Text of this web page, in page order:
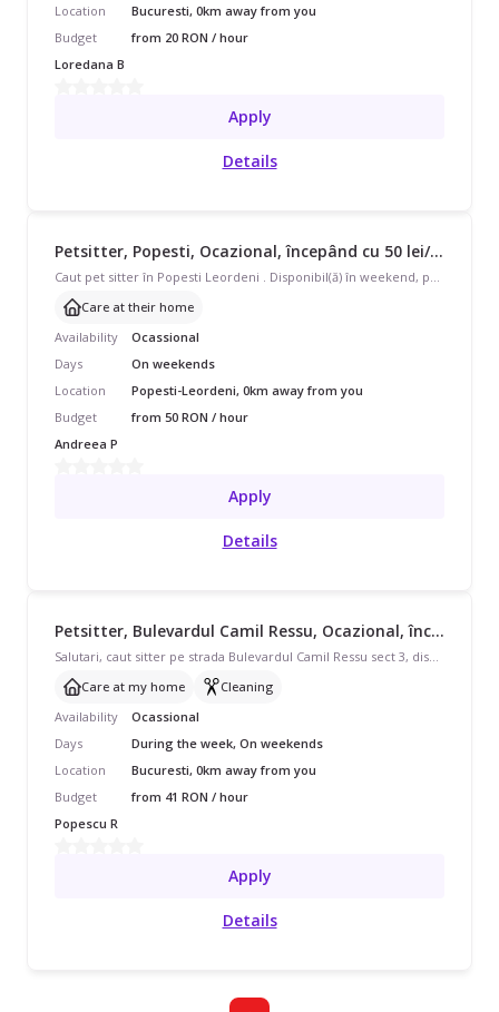
Location
Bucuresti, 0km away from you
Budget
from 20 RON / hour
Loredana B
Apply
Details
Petsitter, Popesti, Ocazional, începând cu 50 lei/oră
Care at their home
Availability
Ocassional
Days
On weekends
Location
Popesti-Leordeni, 0km away from you
Budget
from 50 RON / hour
Andreea P
Apply
Details
Petsitter, Bulevardul Camil Ressu, Ocazional, începând cu 41 lei/oră
Care at my home
Cleaning
Availability
Ocassional
Days
During the week, On weekends
Location
Bucuresti, 0km away from you
Budget
from 41 RON / hour
Popescu R
Apply
Details